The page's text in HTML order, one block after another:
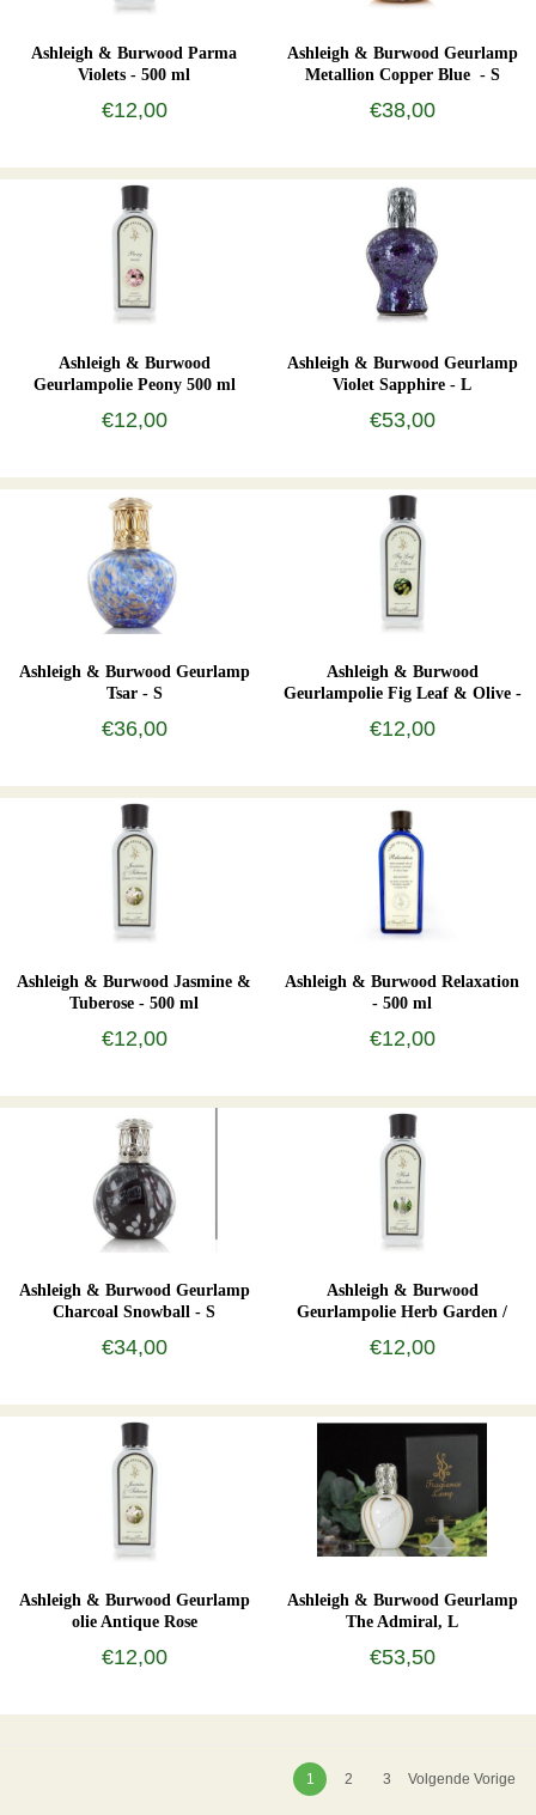
Ashleigh & Burwood Parma
Violets - 500 ml
€12,00
Ashleigh & Burwood Geurlamp
Metallion Copper Blue - S
€38,00
Ashleigh & Burwood
Geurlampolie Peony 500 ml
€12,00
Ashleigh & Burwood Geurlamp
Violet Sapphire - L
€53,00
Ashleigh & Burwood Geurlamp
Tsar - S
€36,00
Ashleigh & Burwood
Geurlampolie Fig Leaf & Olive -
€12,00
Ashleigh & Burwood Jasmine &
Tuberose - 500 ml
€12,00
Ashleigh & Burwood Relaxation
- 500 ml
€12,00
Ashleigh & Burwood Geurlamp
Charcoal Snowball - S
€34,00
Ashleigh & Burwood
Geurlampolie Herb Garden /
€12,00
Ashleigh & Burwood Geurlamp
olie Antique Rose
€12,00
Ashleigh & Burwood Geurlamp
The Admiral, L
€53,50
1 2 3 Volgende Vorige